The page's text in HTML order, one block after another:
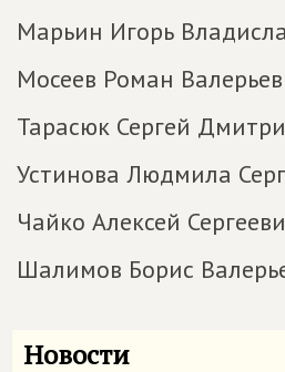
Марьин Игорь
Мосеев Роман
Тарасюк Сергей
Устинова Людмила
Чайко Алексей
Шалимов Борис
Новости